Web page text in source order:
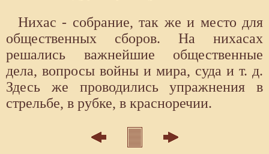
Нихас - собрание, так же и место для
общественных сборов. На нихасах
решались важнейшие общественные
дела, вопросы войны и мира, суда и т. д.
Здесь же проводились упражнения в
стрельбе, в рубке, в красноречии.